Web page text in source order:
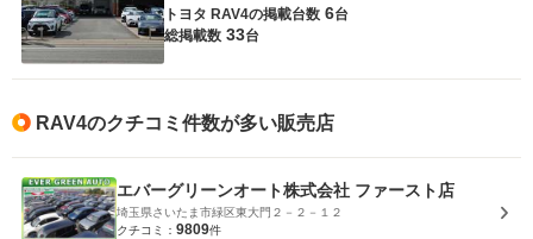
トヨタ RAV4の掲載台数 6台
総掲載数 33台
RAV4のクチコミ件数が多い販売店
エバーグリーンオート株式会社 ファースト店
埼玉県さいたま市緑区東大門２－２－１２
クチコミ： 9809件